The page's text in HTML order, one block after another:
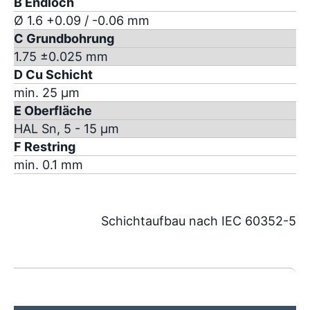
Ø 1.6 +0.09 / -0.06 mm
C Grundbohrung
1.75 ±0.025 mm
D Cu Schicht
min. 25 µm
E Oberfläche
HAL Sn, 5 - 15 µm
F Restring
min. 0.1 mm
Schichtaufbau nach IEC 60352-5